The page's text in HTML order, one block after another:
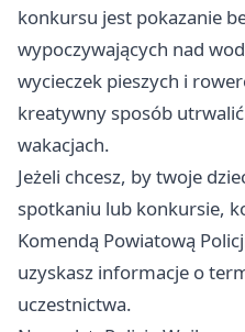
konkursu jest pokazanie
wypoczywających nad
wycieczek pieszych i
kreatywny sposób
wakacjach.
Jeżeli chcesz, by twoje
spotkaniu lub konkursie,
Komendą Powiatową
uzyskasz informacje o
uczestnictwa.